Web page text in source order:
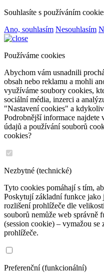
Souhlasíte s používáním
Ano, souhlasím Nesouhlasím
Používáme cookies
Abychom vám usnadnili
obsah nebo reklamu a mohli
využíváme soubory cookies,
sociální média, inzerci a
"Nastavení cookies" a
Podrobnější informace najdete
údajů a používání souborů
cookies?
Nezbytné (technické)
Tyto cookies pomáhají s tím,
Poskytují základní funkce jako
rozlišení prohlížeče dle
souborů nemůže web správně
(session cookie) – vymažou se
prohlížeče.
Preferenční (funkcionální)